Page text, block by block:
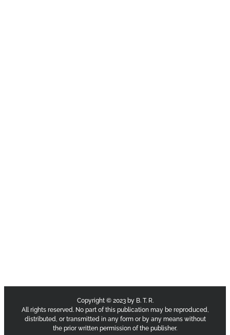
Copyright © 2023 by B. T. R.
All rights reserved. No part of this publication may be reproduced,
distributed, or transmitted in any form or by any means without
the prior written permission of the publisher.